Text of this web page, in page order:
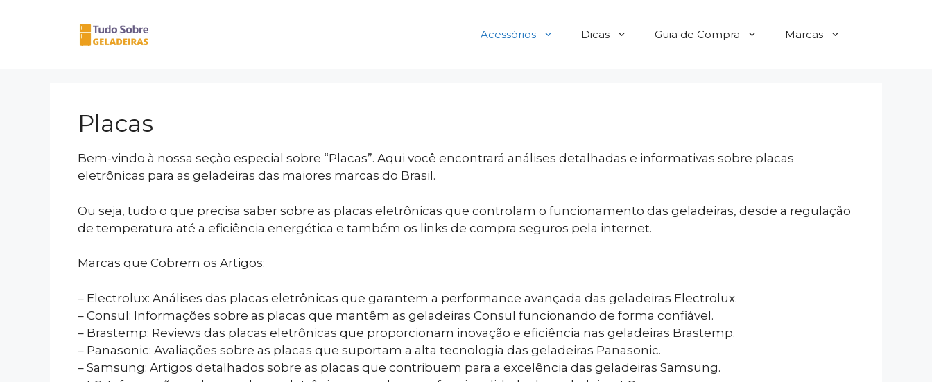
Acessórios Dicas Guia de Compra Marcas
Placas
Bem-vindo à nossa seção especial sobre “Placas”. Aqui você encontrará análises detalhadas e informativas sobre placas
eletrônicas para as geladeiras das maiores marcas do Brasil.
Ou seja, tudo o que precisa saber sobre as placas eletrônicas que controlam o funcionamento das geladeiras, desde a regulação
de temperatura até a eficiência energética e também os links de compra seguros pela internet.
Marcas que Cobrem os Artigos:
– Electrolux: Análises das placas eletrônicas que garantem a performance avançada das geladeiras Electrolux.
– Consul: Informações sobre as placas que mantêm as geladeiras Consul funcionando de forma confiável.
– Brastemp: Reviews das placas eletrônicas que proporcionam inovação e eficiência nas geladeiras Brastemp.
– Panasonic: Avaliações sobre as placas que suportam a alta tecnologia das geladeiras Panasonic.
– Samsung: Artigos detalhados sobre as placas que contribuem para a excelência das geladeiras Samsung.